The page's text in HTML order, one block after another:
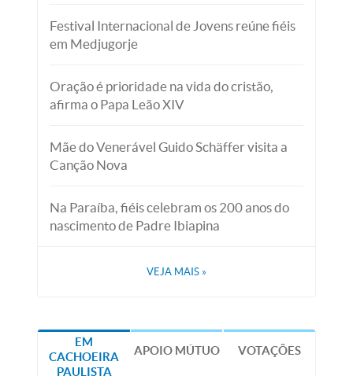
Festival Internacional de Jovens reúne fiéis
em Medjugorje
Oração é prioridade na vida do cristão,
afirma o Papa Leão XIV
Mãe do Venerável Guido Schäffer visita a
Canção Nova
Na Paraíba, fiéis celebram os 200 anos do
nascimento de Padre Ibiapina
VEJA MAIS »
EM
CACHOEIRA
PAULISTA
APOIO MÚTUO VOTAÇÕES